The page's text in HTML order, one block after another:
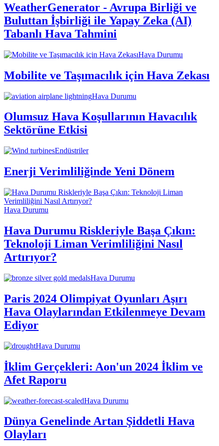
WeatherGenerator - Avrupa Birliği ve
Buluttan İşbirliği ile Yapay Zeka (AI)
Tabanlı Hava Tahmini
Hava Durumu
Mobilite ve Taşımacılık için Hava Zekası
Hava Durumu
Olumsuz Hava Koşullarının Havacılık
Sektörüne Etkisi
Endüstriler
Enerji Verimliliğinde Yeni Dönem
Hava Durumu
Hava Durumu Riskleriyle Başa Çıkın:
Teknoloji Liman Verimliliğini Nasıl
Artırıyor?
Hava Durumu
Paris 2024 Olimpiyat Oyunları Aşırı
Hava Olaylarından Etkilenmeye Devam
Ediyor
Hava Durumu
İklim Gerçekleri: Aon'un 2024 İklim ve
Afet Raporu
Hava Durumu
Dünya Genelinde Artan Şiddetli Hava
Olayları